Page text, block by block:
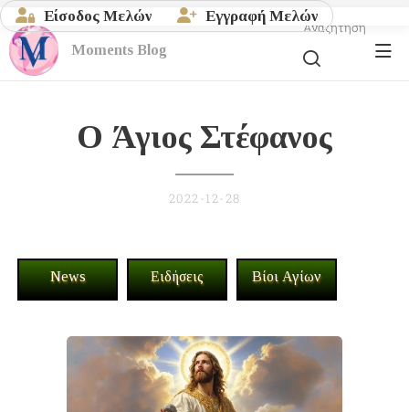
Είσοδος Μελών Εγγραφή Μελών
Moments Blog
Αναζήτηση
Ο Άγιος Στέφανος
2022-12-28
News Ειδήσεις Βίοι Αγίων